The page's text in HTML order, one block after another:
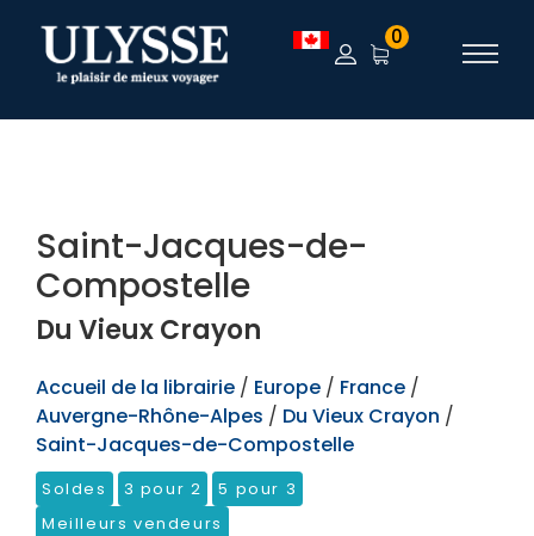
TEST 0
Saint-Jacques-de-
Compostelle
Du Vieux Crayon
Accueil de la librairie / Europe / France /
Auvergne-Rhône-Alpes / Du Vieux Crayon /
Saint-Jacques-de-Compostelle
Soldes 3 pour 2
5 pour 3
Meilleurs vendeurs